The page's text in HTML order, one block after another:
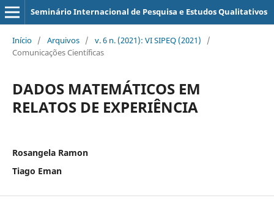
Seminário Internacional de Pesquisa e Estudos Qualitativos
Início / Arquivos / v. 6 n. (2021): VI SIPEQ (2021)
/
Comunicações Científicas
DADOS MATEMÁTICOS EM
RELATOS DE EXPERIÊNCIA
Rosangela Ramon
Tiago Eman